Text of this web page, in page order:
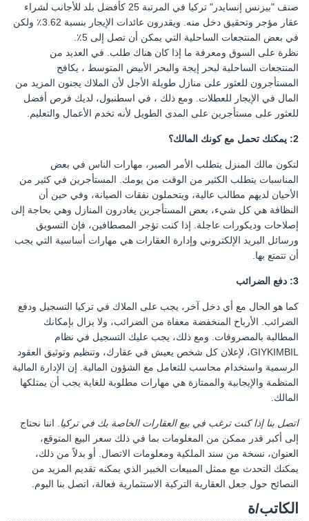
صنف "بيزنس إنسايدر" تركيا في المرتبة 25 كأفضل بلد للأجانب لشراء
عقار مؤجر وتحقيق دخل منه. ويقدرون عائدات الإيجار بنسبة 3.62٪ ولكن
في بعض المنتجعات الساحلية التي يمكن أن تصل إلى 5٪.
نظرة على السوق ومعرفة ما إذا كان هناك طلب. في العديد من
المنتجعات الساحلية لبحر إيجة والبحر الأبيض المتوسط ، يكافح
المستأجرون للعثور على منازل طويلة الأجل لأن الملاك يجنون المزيد من
المال في الإيجار للعطلات. ومع ذلك ، في اسطنبول، لديك فرص أفضل
للعثور على مستأجرين على المدى الطويل لأنه تخدم الأعمال والتعليم.
2: يمكنك تحمل مع كونك المالك؟
لتكون مالك المنزل يتطلب الأمر الصبر، مهارات الناس في بعض
المناسبات يتطلب الكثير من الوقت من يومك. المستأجرين في كثير من
الأحيان لديهم مطالب عالية، ويتحملون نفقات الصيانة، وفي حين أن
النظافة هي كل شيء، بعض المستأجرين يغادرون المنازل وهي بحاجة إلى
إصلاحات وديكورات عاجلة. إذا كنت تؤجر المصطافين، فإن التسويق
ورسائل البريد الإلكتروني وإدارة العقارات هي مهارات أساسية التي يجب
أن تتمتع بها.
3: دفع الضرائب
كما هو الحال مع أي دخل آخر، يجب على الملاك في تركيا التسجيل ودفع
الضرائب. الأرباح المنخفضة معفاة من الضرائب، ولا يزال بإمكانك
المطالبة بالمصروفات. ومع ذلك، يجب عليك التسجيل في نظام
GIYKIMBIL، لإعلان كل شخص يعيش في عقارك، وتنظيم وتوثيق العقود
الرسمية واستخدام محاسب للتعامل مع الشؤون المالية. إن الإدارة المالية
المنظمة والإيجابية والممتازة هي مهارات مطلوبة للغاية يجب أن يمتلكها
المالك.
اتصل بنا إذا كنت ترغب في بيع العقارات الخاصة بك في تركيا . اننا نحتاج
إلى أكبر قدر ممكن من المعلومات بما في ذلك سعر البيع المتوقع،
العنوان، نسخة من سند الملكية ومعلومات الاتصال. أو بدلاً من ذلك،
يمكنك التحدث مع ممثل المبيعات الخبير الذي يمكنه تقديم المزيد من
النصائح حول جعل العقارية التركية الاستثمارية فعالة، اتصل بنا اليوم.
الكاتب/ة